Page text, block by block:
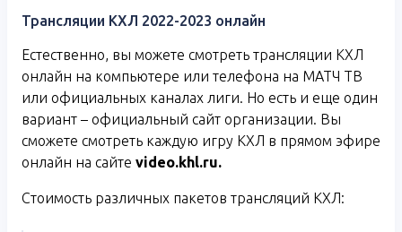
Трансляции КХЛ 2022-2023 онлайн
Естественно, вы можете смотреть трансляции КХЛ
онлайн на компьютере или телефона на МАТЧ ТВ
или официальных каналах лиги. Но есть и еще один
вариант – официальный сайт организации. Вы
сможете смотреть каждую игру КХЛ в прямом эфире
онлайн на сайте video.khl.ru.
Стоимость различных пакетов трансляций КХЛ: